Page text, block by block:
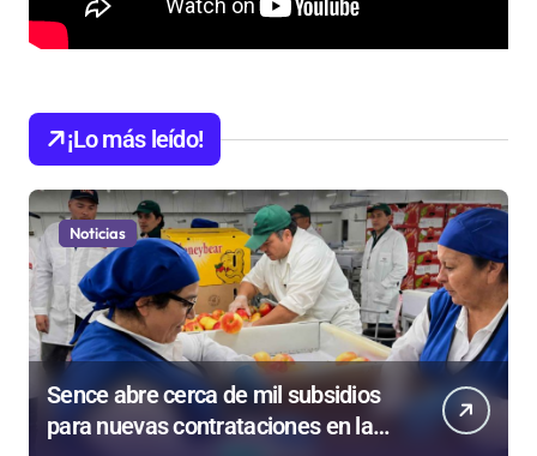
¡Lo más leído!
Noticias
Sence abre cerca de mil subsidios
para nuevas contrataciones en la